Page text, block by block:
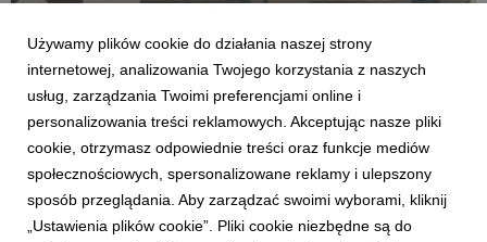
CASE STUDIES
Reklama świąteczna- liczby ważne dla klienta
4 kwietnia 2017
Używamy plików cookie do działania naszej strony
internetowej, analizowania Twojego korzystania z naszych
usług, zarządzania Twoimi preferencjami online i
personalizowania treści reklamowych. Akceptując nasze pliki
cookie, otrzymasz odpowiednie treści oraz funkcje mediów
społecznościowych, spersonalizowane reklamy i ulepszony
sposób przeglądania. Aby zarządzać swoimi wyborami, kliknij
„Ustawienia plików cookie”. Pliki cookie niezbędne są do